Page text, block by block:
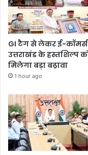
GI टैग से लेकर ई-
उत्तराखंड के हस्तशिल्प
मिलेगा बड़ा बढ़ावा
1 hour ago